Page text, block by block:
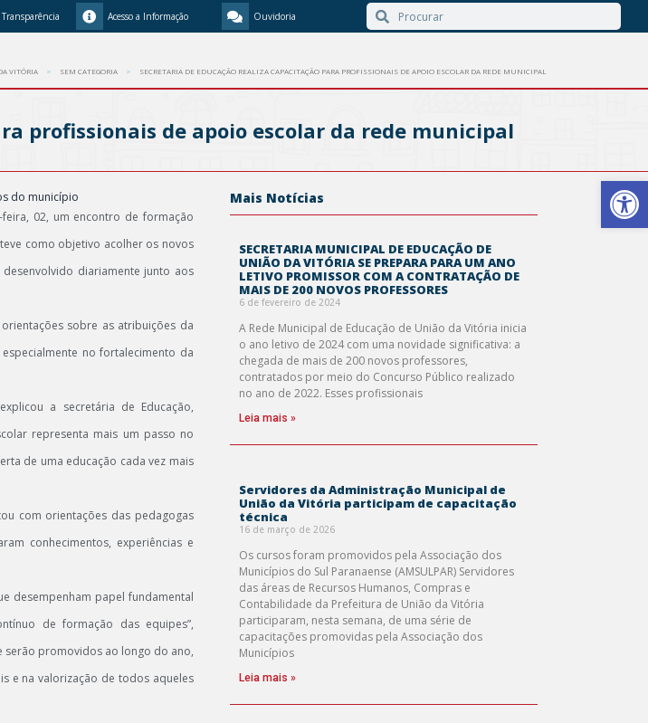
Barra de
Acesso a Informação Ouvidoria
VITÓRIA SEM CATEGORIA SECRETARIA DE EDUCAÇÃO REALIZA CAPACITAÇÃO PARA PROFISSIONAIS DE APOIO ESCOLAR DA REDE MUNICIPAL
profissionais de apoio escolar da rede municipal
do município
02, um encontro de formação
como objetivo acolher os novos
diariamente junto aos
sobre as atribuições da
no fortalecimento da
a secretária de Educação,
representa mais um passo no
de uma educação cada vez mais
com orientações das pedagogas
conhecimentos, experiências e
desempenham papel fundamental
de formação das equipes”,
serão promovidos ao longo do ano,
e na valorização de todos aqueles
Mais Notícias
SECRETARIA MUNICIPAL DE EDUCAÇÃO DE
UNIÃO DA VITÓRIA SE PREPARA PARA UM ANO
LETIVO PROMISSOR COM A CONTRATAÇÃO DE
MAIS DE 200 NOVOS PROFESSORES
6 de fevereiro de 2024
A Rede Municipal de Educação de União da Vitória inicia
o ano letivo de 2024 com uma novidade significativa: a
chegada de mais de 200 novos professores,
contratados por meio do Concurso Público realizado
no ano de 2022. Esses profissionais
Leia mais »
Servidores da Administração Municipal de
União da Vitória participam de capacitação
técnica
16 de março de 2026
Os cursos foram promovidos pela Associação dos
Municípios do Sul Paranaense (AMSULPAR) Servidores
das áreas de Recursos Humanos, Compras e
Contabilidade da Prefeitura de União da Vitória
participaram, nesta semana, de uma série de
capacitações promovidas pela Associação dos
Municípios
Leia mais »